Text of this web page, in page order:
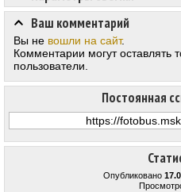
Опубликовано
Постоянная
Ваш комментарий
Вы не вошли на сайт.
Комментарии могут оставлять
пользователи.